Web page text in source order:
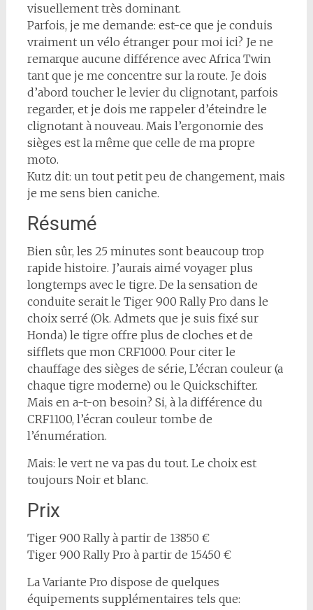
visuellement très dominant.
Parfois, je me demande: est-ce que je conduis
vraiment un vélo étranger pour moi ici? Je ne
remarque aucune différence avec Africa Twin
tant que je me concentre sur la route. Je dois
d’abord toucher le levier du clignotant, parfois
regarder, et je dois me rappeler d’éteindre le
clignotant à nouveau. Mais l’ergonomie des
sièges est la même que celle de ma propre
moto.
Kutz dit: un tout petit peu de changement, mais
je me sens bien caniche.
Résumé
Bien sûr, les 25 minutes sont beaucoup trop
rapide histoire. J’aurais aimé voyager plus
longtemps avec le tigre. De la sensation de
conduite serait le Tiger 900 Rally Pro dans le
choix serré (Ok. Admets que je suis fixé sur
Honda) le tigre offre plus de cloches et de
sifflets que mon CRF1000. Pour citer le
chauffage des sièges de série, L’écran couleur (a
chaque tigre moderne) ou le Quickschifter.
Mais en a-t-on besoin? Si, à la différence du
CRF1100, l’écran couleur tombe de
l’énumération.
Mais: le vert ne va pas du tout. Le choix est
toujours Noir et blanc.
Prix
Tiger 900 Rally à partir de 13850 €
Tiger 900 Rally Pro à partir de 15450 €
La Variante Pro dispose de quelques
équipements supplémentaires tels que: